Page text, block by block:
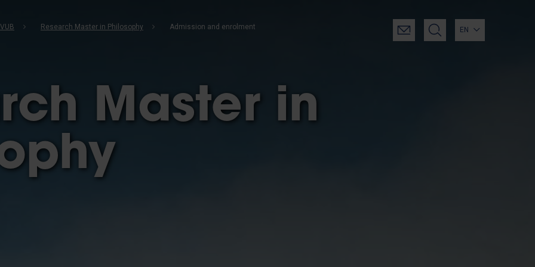
Research Master in Philosophy Admission and enrolment EN
Master in